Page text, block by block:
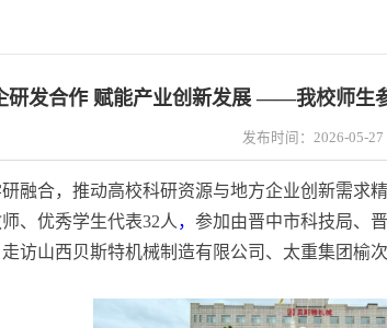
研发合作 赋能产业创新发展 ——我校师生
发布时间：2026-05-27
融合，推动高校科研资源与地方企业创新需求
、优秀学生代表32人 ， 参加由晋中市科技局、
走访山西贝斯特机械制造有限公司、太重集团榆